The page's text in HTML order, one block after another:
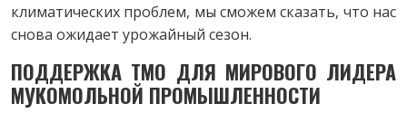
климатических проблем, мы сможем сказать, что нас
снова ожидает урожайный сезон.
ПОДДЕРЖКА TMO ДЛЯ МИРОВОГО ЛИДЕРА
МУКОМОЛЬНОЙ ПРОМЫШЛЕННОСТИ